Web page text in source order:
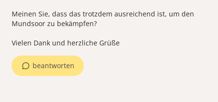
Meinen Sie, dass das trotzdem ausreichend ist, um den
Mundsoor zu bekämpfen?
Vielen Dank und herzliche Grüße
beantworten